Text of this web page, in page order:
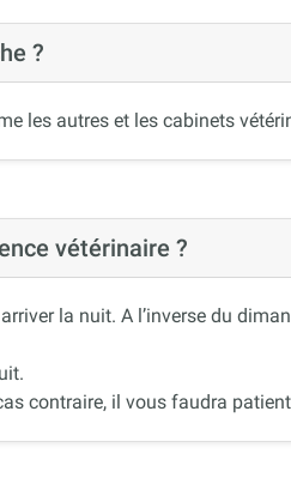
?
les autres et les cabinets
vétérinaire ?
la nuit. A l’inverse du
contraire, il vous faudra